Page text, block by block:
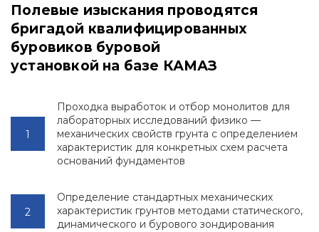
Полевые изыскания проводятся
бригадой квалифицированных
буровиков буровой
установкой на базе КАМАЗ
Проходка выработок и отбор монолитов для
лабораторных исследований физико —
механических свойств грунта с определением
характеристик для конкретных схем расчета
оснований фундаментов
Определение стандартных механических
характеристик грунтов методами статического,
динамического и бурового зондирования